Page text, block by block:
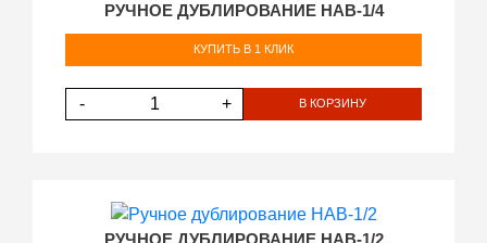
РУЧНОЕ ДУБЛИРОВАНИЕ HAB-1/4
КУПИТЬ В 1 КЛИК
- + В КОРЗИНУ